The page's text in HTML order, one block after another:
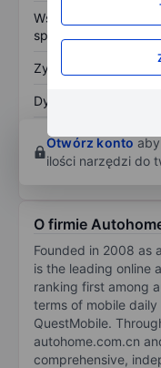
Współczynnik cena
sprzedaży
Zysk na akcję
Dywidenda na akcję
Zwrot z kapitału
własnego
Otwórz konto
ilości narzędzi do
O firmie
Founded in 2008 as
is the leading online
ranking first among
terms of mobile
QuestMobile.
autohome.com.cn
comprehensive,